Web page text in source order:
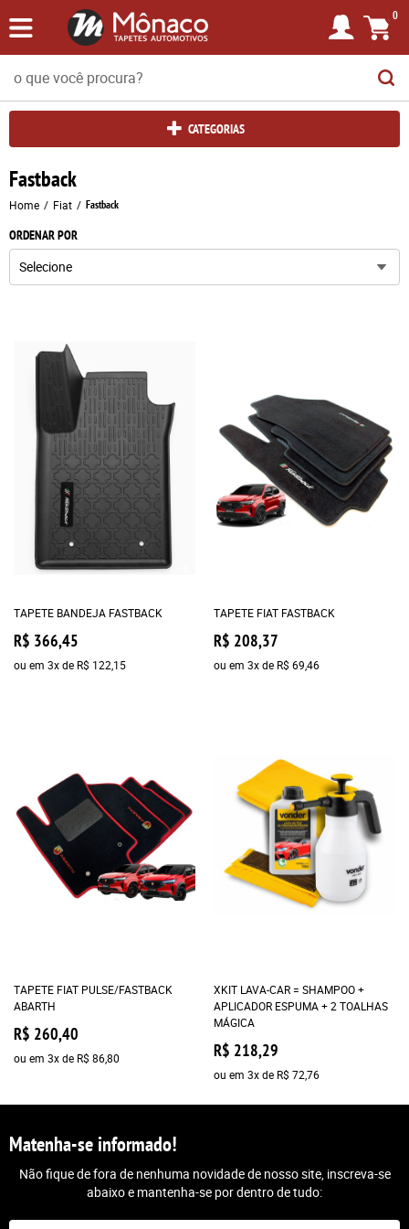
0
CATEGORIAS
Fastback
Home Fiat Fastback
ORDENAR POR
Selecione
TAPETE BANDEJA FASTBACK
R$ 366,45
ou em 3xde R$ 122,15
TAPETE FIAT FASTBACK
R$ 208,37
ou em 3xde R$ 69,46
TAPETE FIAT PULSE/FASTBACK
ABARTH
R$ 260,40
ou em 3xde R$ 86,80
XKIT LAVA-CAR = SHAMPOO +
APLICADOR ESPUMA + 2 TOALHAS
MÁGICA
R$ 218,29
ou em 3xde R$ 72,76
Matenha-se informado!
Não fique de fora de nenhuma novidade de nosso site, inscreva-se
abaixo e mantenha-se por dentro de tudo: